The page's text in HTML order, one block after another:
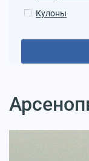
Кулоны